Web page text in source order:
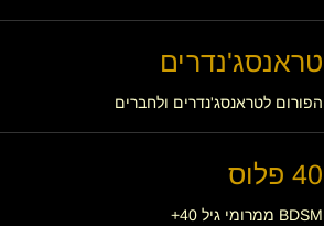
טראנסג'נדרים
הפורום לטראנסג'נדרים ולחברים
40 פלוס
BDSM ממרומי גיל 40+